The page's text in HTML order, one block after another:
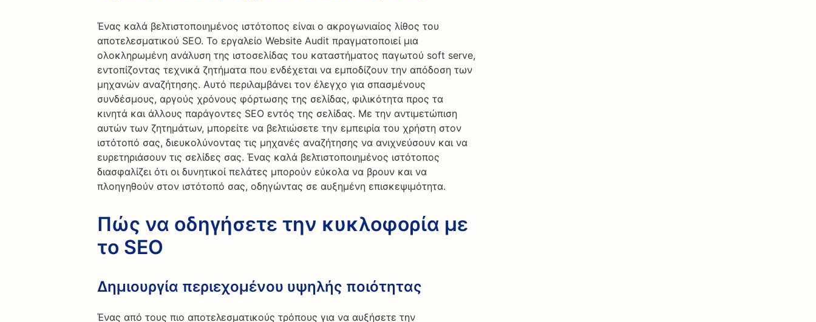
Ένας καλά βελτιστοποιημένος ιστότοπος είναι ο ακρογωνιαίος λίθος του
αποτελεσματικού SEO. Το εργαλείο Website Audit πραγματοποιεί μια
ολοκληρωμένη ανάλυση της ιστοσελίδας του καταστήματος παγωτού soft serve,
εντοπίζοντας τεχνικά ζητήματα που ενδέχεται να εμποδίζουν την απόδοση των
μηχανών αναζήτησης. Αυτό περιλαμβάνει τον έλεγχο για σπασμένους
συνδέσμους, αργούς χρόνους φόρτωσης της σελίδας, φιλικότητα προς τα
κινητά και άλλους παράγοντες SEO εντός της σελίδας. Με την αντιμετώπιση
αυτών των ζητημάτων, μπορείτε να βελτιώσετε την εμπειρία του χρήστη στον
ιστότοπό σας, διευκολύνοντας τις μηχανές αναζήτησης να ανιχνεύσουν και να
ευρετηριάσουν τις σελίδες σας. Ένας καλά βελτιστοποιημένος ιστότοπος
διασφαλίζει ότι οι δυνητικοί πελάτες μπορούν εύκολα να βρουν και να
πλοηγηθούν στον ιστότοπό σας, οδηγώντας σε αυξημένη επισκεψιμότητα.
Πώς να οδηγήσετε την κυκλοφορία με
το SEO
Δημιουργία περιεχομένου υψηλής ποιότητας
Ένας από τους πιο αποτελεσματικούς τρόπους για να αυξήσετε την